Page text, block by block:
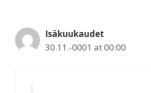
Isäkuukaudet
30.11.-0001 at 00:00